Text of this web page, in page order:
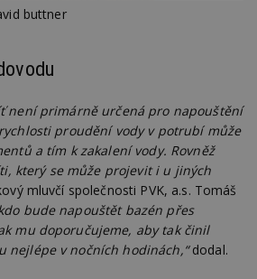
buttner
není primárně určená pro napouštění
proudění vody v potrubí může
a tím k zakalení vody. Rovněž
který se může projevit i u jiných
mluvčí společnosti PVK, a.s. Tomáš
bude napouštět bazén přes
mu doporučujeme, aby tak činil
nejlépe v nočních hodinách,“dodal.